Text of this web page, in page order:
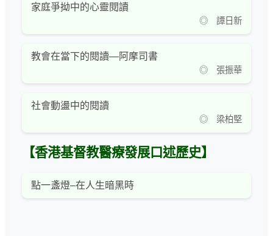
家庭爭拗中的心靈閱讀
◎ 譚日新
教會在當下的閱讀—阿摩司書
◎ 張振華
社會動盪中的閱讀
◎ 梁柏堅
【香港基督教醫療發展口述歷史】
點一盞燈–在人生暗黑時